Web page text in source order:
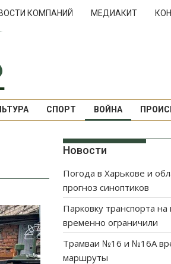
КОМПАНИЙ МЕДИАКИТ
СПОРТ ВОЙНА
Новости
Погода в Харькове и
прогноз синоптиков
Парковку транспорта
временно ограничили
Трамваи №16 и №16А
маршруты